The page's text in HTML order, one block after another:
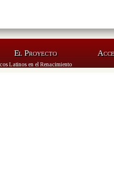
El Proyecto
Latinos en el Renacimiento